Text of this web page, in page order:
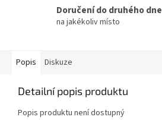
Doručení do druhého dne
na jakékoliv místo
Popis Diskuze
Detailní popis produktu
Popis produktu není dostupný